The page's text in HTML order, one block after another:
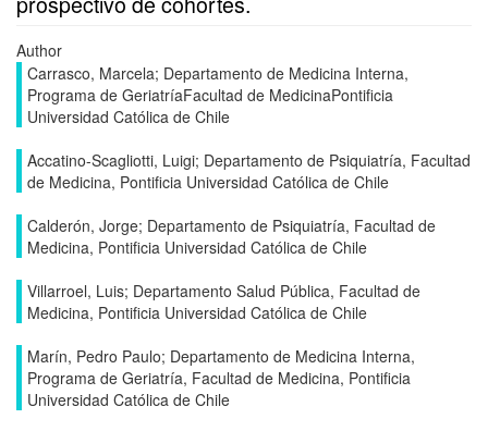
Author
Carrasco, Marcela; Departamento de Medicina Interna,
Programa de GeriatríaFacultad de MedicinaPontificia
Universidad Católica de Chile
Accatino-Scagliotti, Luigi; Departamento de Psiquiatría, Facultad
de Medicina, Pontificia Universidad Católica de Chile
Calderón, Jorge; Departamento de Psiquiatría, Facultad de
Medicina, Pontificia Universidad Católica de Chile
Villarroel, Luis; Departamento Salud Pública, Facultad de
Medicina, Pontificia Universidad Católica de Chile
Marín, Pedro Paulo; Departamento de Medicina Interna,
Programa de Geriatría, Facultad de Medicina, Pontificia
Universidad Católica de Chile